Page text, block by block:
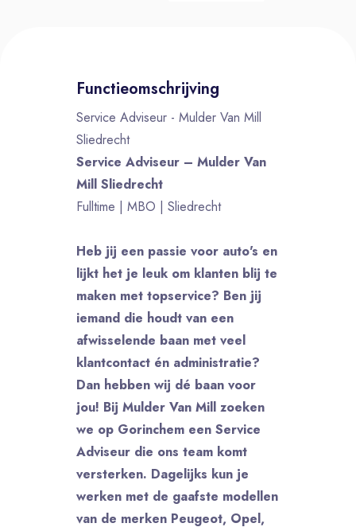
Functieomschrijving
Service Adviseur - Mulder Van Mill
Sliedrecht
Service Adviseur – Mulder Van
Mill Sliedrecht
Fulltime | MBO | Sliedrecht
Heb jij een passie voor auto's en
lijkt het je leuk om klanten blij te
maken met topservice? Ben jij
iemand die houdt van een
afwisselende baan met veel
klantcontact én administratie?
Dan hebben wij dé baan voor
jou! Bij Mulder Van Mill zoeken
we op Gorinchem een Service
Adviseur die ons team komt
versterken. Dagelijks kun je
werken met de gaafste modellen
van de merken Peugeot, Opel,